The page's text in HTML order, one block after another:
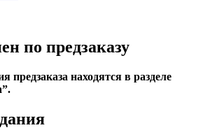
по предзаказу
предзаказа находятся в разделе